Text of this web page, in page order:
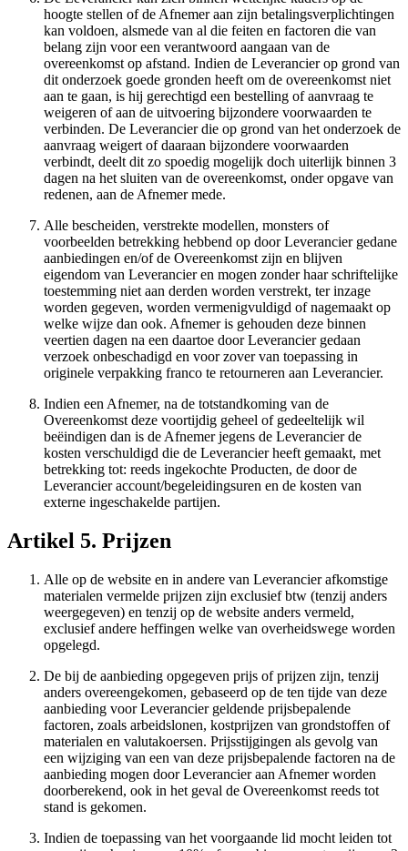
hoogte stellen of de Afnemer aan zijn betalingsverplichtingen
kan voldoen, alsmede van al die feiten en factoren die van
belang zijn voor een verantwoord aangaan van de
overeenkomst op afstand. Indien de Leverancier op grond van
dit onderzoek goede gronden heeft om de overeenkomst niet
aan te gaan, is hij gerechtigd een bestelling of aanvraag te
weigeren of aan de uitvoering bijzondere voorwaarden te
verbinden. De Leverancier die op grond van het onderzoek de
aanvraag weigert of daaraan bijzondere voorwaarden
verbindt, deelt dit zo spoedig mogelijk doch uiterlijk binnen 3
dagen na het sluiten van de overeenkomst, onder opgave van
redenen, aan de Afnemer mede.
Alle bescheiden, verstrekte modellen, monsters of
voorbeelden betrekking hebbend op door Leverancier gedane
aanbiedingen en/of de Overeenkomst zijn en blijven
eigendom van Leverancier en mogen zonder haar schriftelijke
toestemming niet aan derden worden verstrekt, ter inzage
worden gegeven, worden vermenigvuldigd of nagemaakt op
welke wijze dan ook. Afnemer is gehouden deze binnen
veertien dagen na een daartoe door Leverancier gedaan
verzoek onbeschadigd en voor zover van toepassing in
originele verpakking franco te retourneren aan Leverancier.
Indien een Afnemer, na de totstandkoming van de
Overeenkomst deze voortijdig geheel of gedeeltelijk wil
beëindigen dan is de Afnemer jegens de Leverancier de
kosten verschuldigd die de Leverancier heeft gemaakt, met
betrekking tot: reeds ingekochte Producten, de door de
Leverancier account/begeleidingsuren en de kosten van
externe ingeschakelde partijen.
Artikel 5. Prijzen
Alle op de website en in andere van Leverancier afkomstige
materialen vermelde prijzen zijn exclusief btw (tenzij anders
weergegeven) en tenzij op de website anders vermeld,
exclusief andere heffingen welke van overheidswege worden
opgelegd.
De bij de aanbieding opgegeven prijs of prijzen zijn, tenzij
anders overeengekomen, gebaseerd op de ten tijde van deze
aanbieding voor Leverancier geldende prijsbepalende
factoren, zoals arbeidslonen, kostprijzen van grondstoffen of
materialen en valutakoersen. Prijsstijgingen als gevolg van
een wijziging van een van deze prijsbepalende factoren na de
aanbieding mogen door Leverancier aan Afnemer worden
doorberekend, ook in het geval de Overeenkomst reeds tot
stand is gekomen.
Indien de toepassing van het voorgaande lid mocht leiden tot